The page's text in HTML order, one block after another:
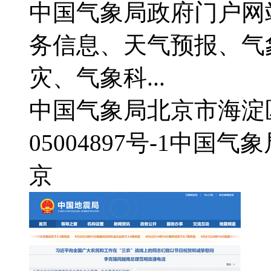
中国气象局政府门户
务信息、天气预报、
灾、气象科...
中国气象局北京市海
05004897号-1中国气象
京